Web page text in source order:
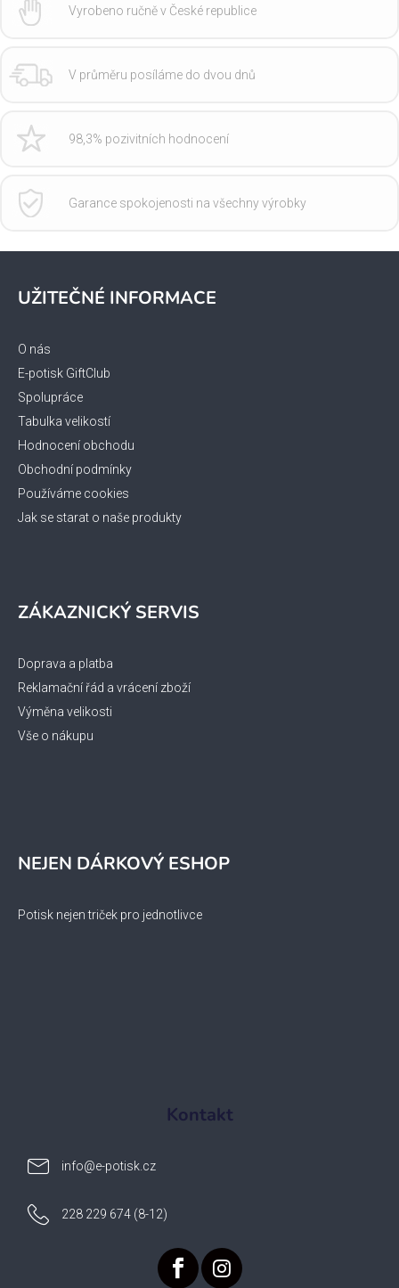
Vyrobeno ručně v České republice
V průměru posíláme do dvou dnů
98,3% pozivitních hodnocení
Garance spokojenosti na všechny výrobky
UŽITEČNÉ INFORMACE
O nás
E-potisk GiftClub
Spolupráce
Tabulka velikostí
Hodnocení obchodu
Obchodní podmínky
Používáme cookies
Jak se starat o naše produkty
ZÁKAZNICKÝ SERVIS
Doprava a platba
Reklamační řád a vrácení zboží
Výměna velikosti
Vše o nákupu
NEJEN DÁRKOVÝ ESHOP
Potisk nejen triček pro jednotlivce
Kontakt
info@e-potisk.cz
228 229 674 (8-12)